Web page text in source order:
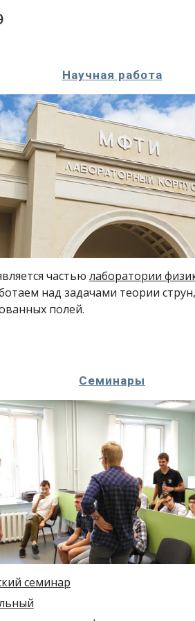
Научная работа
частью лаборатории
над задачами теории
полей.
Семинары
семинар